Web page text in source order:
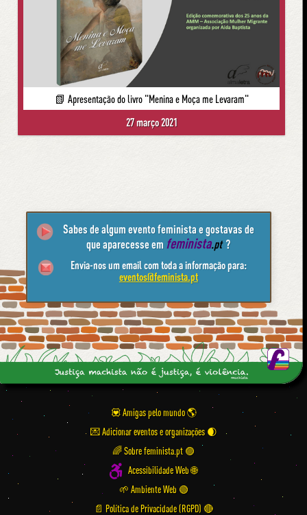
📗 Apresentação do livro "Menina e Moça me Levaram"
27 março 2021
Sabes de algum evento feminista e gostavas de
que aparecesse em feminista.pt ?
Envia-nos um email com toda a informação para:
eventos@feminista.pt
💟 Amigas pelo mundo
💌 Adicionar eventos e organizações
🌈 Sobre feminista.pt 🟣
Acessibilidade Web 🌐
🌱 Ambiente Web 🟢
📄 Política de Privacidade (RGPD) 🔴